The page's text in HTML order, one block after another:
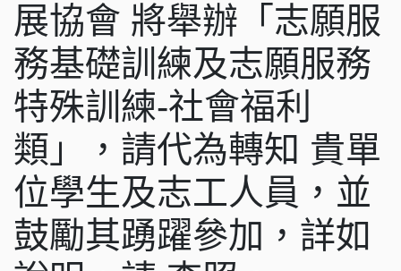
展協會 將舉辦「志願服
務基礎訓練及志願服務
特殊訓練-社會福利
類」，請代為轉知 貴單
位學生及志工人員，並
鼓勵其踴躍參加，詳如